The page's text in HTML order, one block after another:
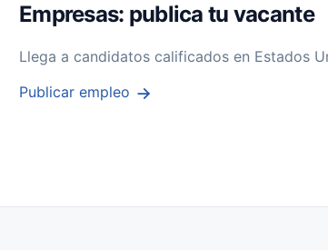
Empresas: publica tu vacante
Llega a candidatos calificados en Estados
Publicar empleo